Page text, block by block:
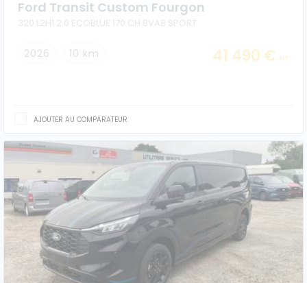
Ford Transit Custom Fourgon
320 L2H1 2.0 ECOBLUE 170 CH BVA8 SPORT
2026 10 km 41 490 € HT
AJOUTER AU COMPARATEUR